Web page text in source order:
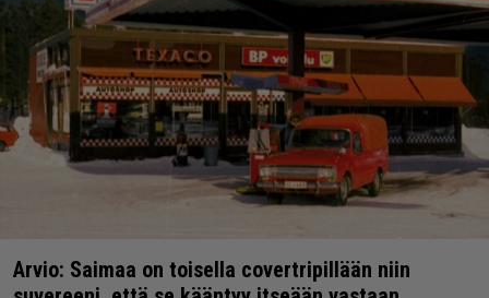
Arvio: Saimaa on toisella covertripillään niin